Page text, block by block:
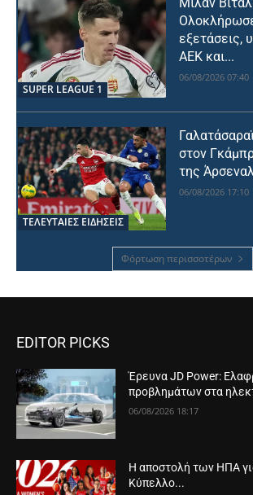
SUPER LEAGUE 1
εξετάσεις,
ΑΕΚ και...
06/08/2026 07:40
ΤΕΛΕΥΤΑΙΕΣ ΕΙΔΗΣΕΙΣ
στον
της
06/08/2026 17:10
Φόρτωση περισσοτέρων
EDITOR PICKS
Έρευνα JD Power:
προβλημάτων στα
06/08/2026 18:17
Η αποστολή των ΗΠΑ
Κύπελλο...